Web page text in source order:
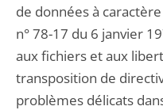
de données à
n° 78-17 du 6 janvier
aux fichiers et aux
transposition de
problèmes délicats